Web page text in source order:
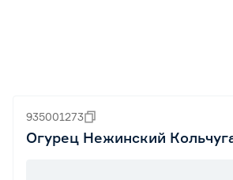
935001273
Огурец Нежинский